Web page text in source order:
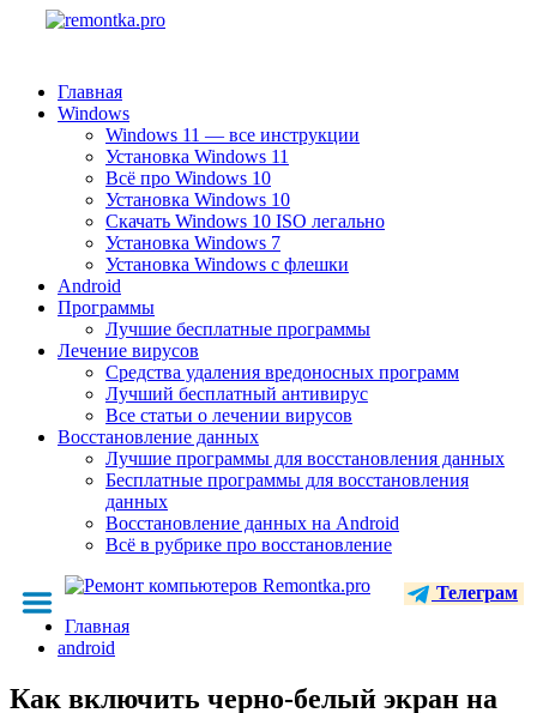
Главная
Windows
Windows 11 — все инструкции
Установка Windows 11
Всё про Windows 10
Установка Windows 10
Скачать Windows 10 ISO легально
Установка Windows 7
Установка Windows с флешки
Android
Программы
Лучшие бесплатные программы
Лечение вирусов
Средства удаления вредоносных программ
Лучший бесплатный антивирус
Все статьи о лечении вирусов
Восстановление данных
Лучшие программы для восстановления данных
Бесплатные программы для восстановления
данных
Восстановление данных на Android
Всё в рубрике про восстановление
Телеграм
Главная
android
Как включить черно-белый экран на